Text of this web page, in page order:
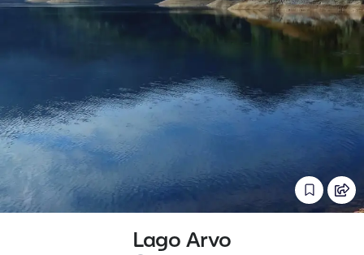
Lago Arvo